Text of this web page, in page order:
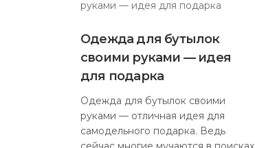
Одежда для бутылок
своими руками — идея
для подарка
Одежда для бутылок своими
руками — отличная идея для
самодельного подарка. Ведь